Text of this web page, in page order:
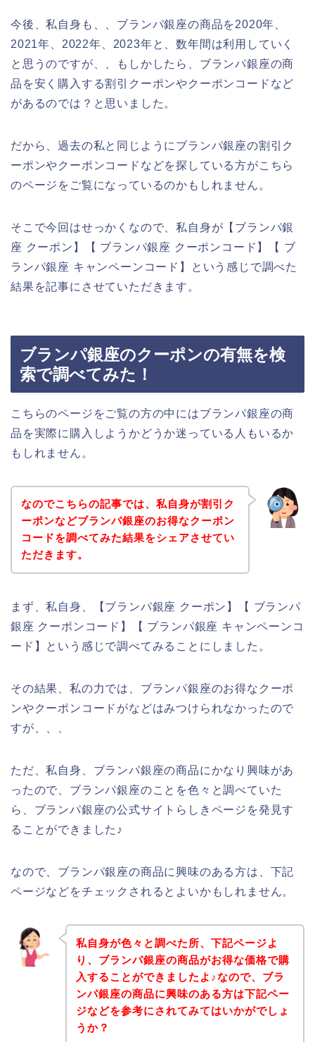
今後、私自身も、、ブランパ銀座の商品を2020年、
2021年、2022年、2023年と、数年間は利用していく
と思うのですが、、もしかしたら、ブランパ銀座の商
品を安く購入する割引クーポンやクーポンコードなど
があるのでは？と思いました。
だから、過去の私と同じようにブランパ銀座の割引ク
ーポンやクーポンコードなどを探している方がこちら
のページをご覧になっているのかもしれません。
そこで今回はせっかくなので、私自身が【ブランパ銀
座 クーポン】【 ブランパ銀座 クーポンコード】【 ブ
ランパ銀座 キャンペーンコード】という感じで調べた
結果を記事にさせていただきます。
ブランパ銀座のクーポンの有無を検
索で調べてみた！
こちらのページをご覧の方の中にはブランパ銀座の商
品を実際に購入しようかどうか迷っている人もいるか
もしれません。
なのでこちらの記事では、私自身が割引ク
ーポンなどブランパ銀座のお得なクーポン
コードを調べてみた結果をシェアさせてい
ただきます。
まず、私自身、【ブランパ銀座 クーポン】【 ブランパ
銀座 クーポンコード】【 ブランパ銀座 キャンペーンコ
ード】という感じで調べてみることにしました。
その結果、私の力では、ブランパ銀座のお得なクーポ
ンやクーポンコードがなどはみつけられなかったので
すが、、、
ただ、私自身、ブランパ銀座の商品にかなり興味があ
ったので、ブランパ銀座のことを色々と調べていた
ら、ブランパ銀座の公式サイトらしきページを発見す
ることができました♪
なので、ブランパ銀座の商品に興味のある方は、下記
ページなどをチェックされるとよいかもしれません。
私自身が色々と調べた所、下記ページよ
り、ブランパ銀座の商品がお得な価格で購
入することができましたよ♪なので、ブラ
ンパ銀座の商品に興味のある方は下記ペー
ジなどを参考にされてみてはいかがでしょ
うか？